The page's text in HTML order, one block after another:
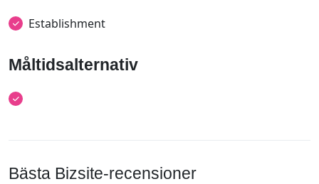
Establishment
Måltidsalternativ
Bästa Bizsite-recensioner